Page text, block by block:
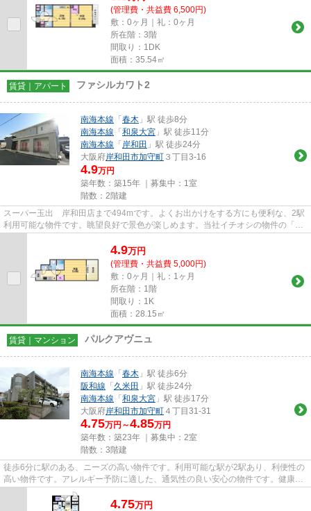
(管理費・共益費 6,500円)
敷：0ヶ月｜礼：0ヶ月
所在階：3階
間取り：1DK
面積：35.54㎡
賃貸｜アパート ファシルカワト2
南海本線 「 春木 」駅 徒歩8分
南海本線 「 和泉大宮 」駅 徒歩11分
南海本線 「 岸和田 」駅 徒歩24分
大阪府岸和田市加守町 ３丁目3-16
4.9万円
築年数：築15年 ｜募集中： 1室
階数：2階建
スーパー玉出 岸和田店まで494mです。よくお出かけをする方にも便利な、2駅
利用可能な物件です。眺望良好で景色が楽しめます。当社イチオシの物件の「フ
4.9万円
(管理費・共益費 5,000円)
敷：0ヶ月｜礼：1ヶ月
所在階：1階
間取り：1K
面積：28.15㎡
賃貸｜マンション パルクアヴニュ
南海本線 「 春木 」駅 徒歩6分
阪和線 「 久米田 」駅 徒歩24分
南海本線 「 和泉大宮 」駅 徒歩17分
大阪府岸和田市加守町 ４丁目31-31
4.75万円～4.85万円
築年数：築23年 ｜募集中： 2室
階数：3階建
徒歩6分に駅のある、ニーズの高い物件です。利用可能な駅が2駅あり、利便性の
高い物件です。アレルギー予防に適した、通気性の良い安心の物件です。健康な
体は新鮮な空気を吸うところ...
4.75万円